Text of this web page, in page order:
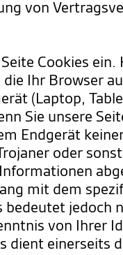
von
Cookies ein.
die Ihr Browser
(Laptop,
Sie unsere
Endgerät
oder
mit dem
bedeutet jedoch
von Ihrer
dient einerseits